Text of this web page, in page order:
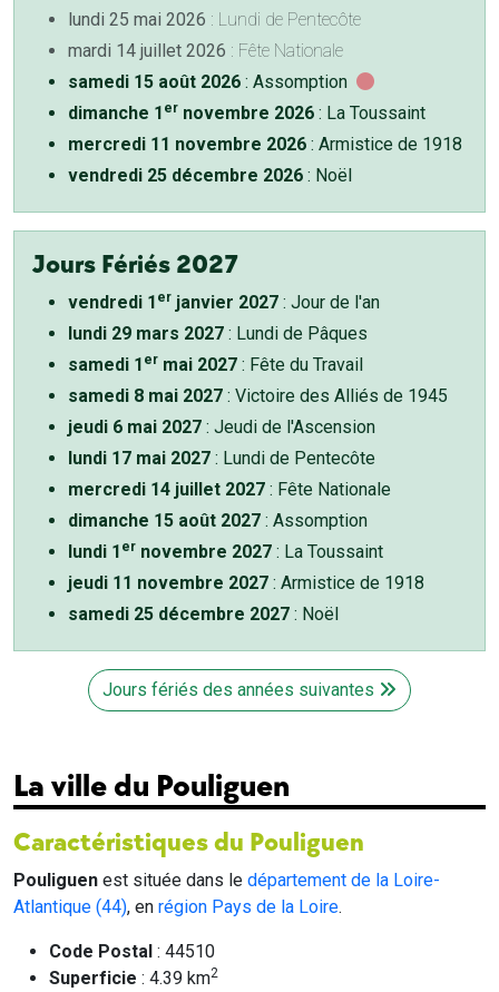
lundi 25 mai 2026 : Lundi de Pentecôte
mardi 14 juillet 2026 : Fête Nationale
samedi 15 août 2026 : Assomption
dimanche 1 er novembre 2026 : La Toussaint
mercredi 11 novembre 2026 : Armistice de 1918
vendredi 25 décembre 2026 : Noël
Jours Fériés 2027
vendredi 1 er janvier 2027 : Jour de l'an
lundi 29 mars 2027 : Lundi de Pâques
samedi 1 er mai 2027 : Fête du Travail
samedi 8 mai 2027 : Victoire des Alliés de 1945
jeudi 6 mai 2027 : Jeudi de l'Ascension
lundi 17 mai 2027 : Lundi de Pentecôte
mercredi 14 juillet 2027 : Fête Nationale
dimanche 15 août 2027 : Assomption
lundi 1 er novembre 2027 : La Toussaint
jeudi 11 novembre 2027 : Armistice de 1918
samedi 25 décembre 2027 : Noël
Jours fériés des années suivantes
La ville du Pouliguen
Caractéristiques du Pouliguen
Pouliguen est située dans le département de la Loire-
Atlantique (44), en région Pays de la Loire.
Code Postal : 44510
Superficie : 4.39 km2